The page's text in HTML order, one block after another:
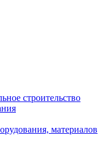
строительство
материалов